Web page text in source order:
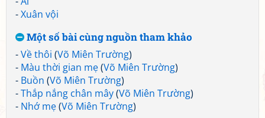
-Xuân vội
Một số bài cùng nguồn tham khảo
-Về thôi (Võ Miên Trường)
- Màu thời gian mẹ(Võ Miên Trường)
- Buồn (Võ Miên Trường)
-Thắp nắng chân mây(Võ Miên Trường)
- Nhớ mẹ(Võ Miên Trường)